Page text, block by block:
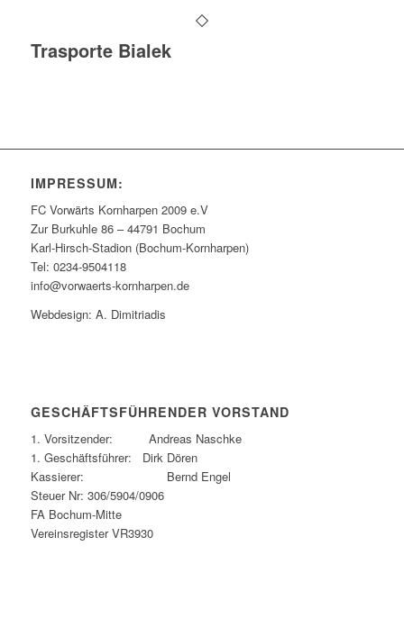
Trasporte Bialek
IMPRESSUM:
FC Vorwärts Kornharpen 2009 e.V
Zur Burkuhle 86 – 44791 Bochum
Karl-Hirsch-Stadion (Bochum-Kornharpen)
Tel: 0234-9504118
info@vorwaerts-kornharpen.de
Webdesign: A. Dimitriadis
GESCHÄFTSFÜHRENDER VORSTAND
1. Vorsitzender: Andreas Naschke
1. Geschäftsführer: Dirk Dören
Kassierer: Bernd Engel
Steuer Nr: 306/5904/0906
FA Bochum-Mitte
Vereinsregister VR3930